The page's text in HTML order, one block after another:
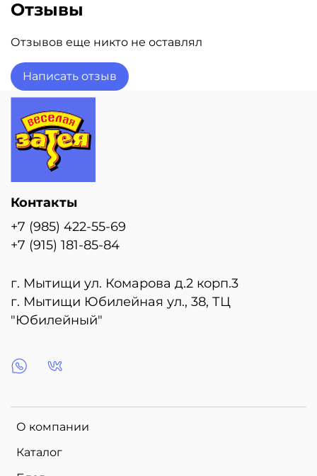
Отзывы
Отзывов еще никто не оставлял
Написать отзыв
О компании
Каталог
Контакты
+7 (985) 422-55-69
+7 (915) 181-85-84
г. Мытищи ул. Комарова д.2 корп.3
г. Мытищи Юбилейная ул., 38, ТЦ
"Юбилейный"